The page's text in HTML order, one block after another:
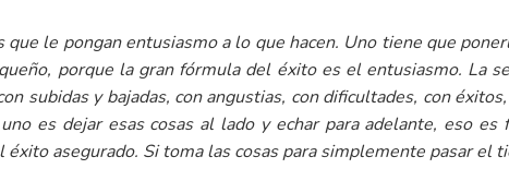
le pongan entusiasmo a lo que hacen. Uno tiene que
porque la gran fórmula del éxito es el entusiasmo. La
subidas y bajadas, con angustias, con dificultades, con
es dejar esas cosas al lado y echar para adelante, eso es
asegurado. Si toma las cosas para simplemente pasar el